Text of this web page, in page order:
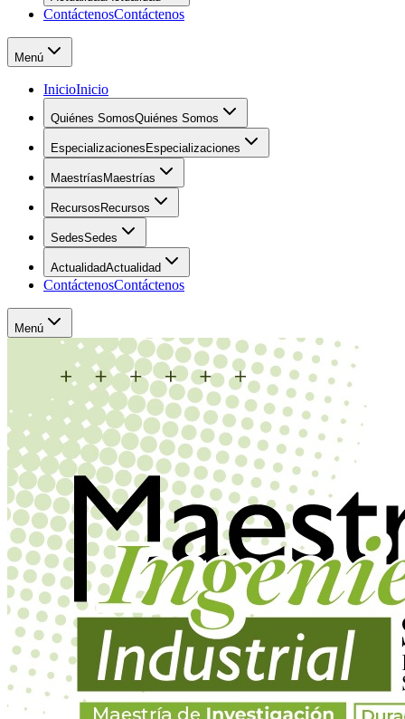
ContáctenosContáctenos
Menú
InicioInicio
Quiénes SomosQuiénes Somos
Especializaciones Especializaciones
Maestrías Maestrías
Recursos Recursos
SedesSedes
ActualidadActualidad
ContáctenosContáctenos
Menú